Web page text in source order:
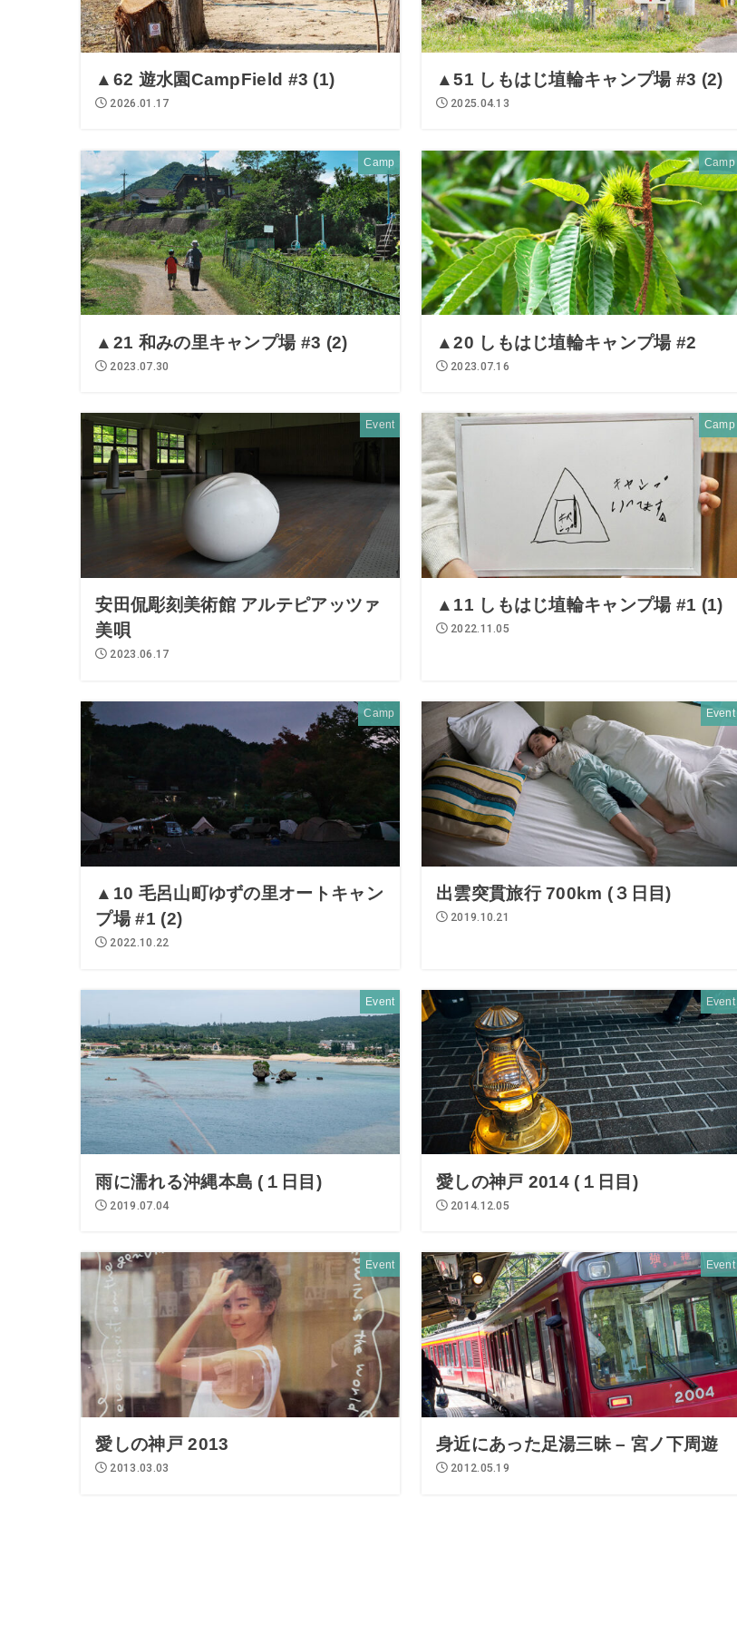
▲62 遊水園CampField #3 (1)
2026.01.17
▲51 しもはじ埴輪キャンプ場 #3 (2)
2025.04.13
Camp
▲21 和みの里キャンプ場 #3 (2)
2023.07.30
Camp
▲20 しもはじ埴輪キャンプ場 #2
2023.07.16
Event
安田侃彫刻美術館 アルテピアッツァ
美唄
2023.06.17
Camp
▲11 しもはじ埴輪キャンプ場 #1 (1)
2022.11.05
Camp
▲10 毛呂山町ゆずの里オートキャン
プ場 #1 (2)
2022.10.22
Event
出雲突貫旅行 700km (３日目)
2019.10.21
Event
雨に濡れる沖縄本島 (１日目)
2019.07.04
Event
愛しの神戸 2014 (１日目)
2014.12.05
Event
愛しの神戸 2013
2013.03.03
Event
身近にあった足湯三昧 – 宮ノ下周遊
2012.05.19